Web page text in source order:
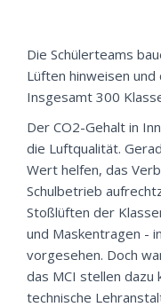
Die Schülerteams
Lüften hinweisen
Insgesamt 300
Der CO2-Gehalt in
die Luftqualität.
Wert helfen, das
Schulbetrieb
Stoßlüften der
und Maskentragen -
vorgesehen. Doch
das MCI stellen dazu
technische